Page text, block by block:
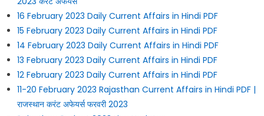
16 February 2023 Daily Current Affairs in Hindi PDF
15 February 2023 Daily Current Affairs in Hindi PDF
14 February 2023 Daily Current Affairs in Hindi PDF
13 February 2023 Daily Current Affairs in Hindi PDF
12 February 2023 Daily Current Affairs in Hindi PDF
11-20 February 2023 Rajasthan Current Affairs in Hindi PDF |
राजस्थान करंट अफेयर्स फरवरी 2023